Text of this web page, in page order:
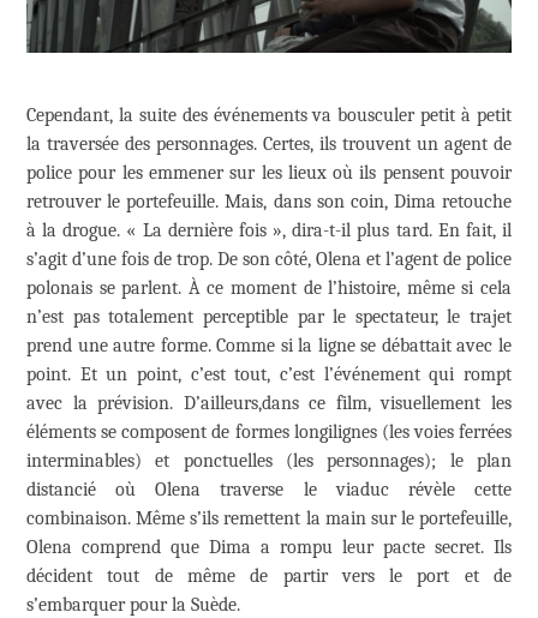
Cependant, la suite des événements va bousculer petit à petit
la traversée des personnages. Certes, ils trouvent un agent de
police pour les emmener sur les lieux où ils pensent pouvoir
retrouver le portefeuille. Mais, dans son coin, Dima retouche
à la drogue. « La dernière fois », dira-t-il plus tard. En fait, il
s’agit d’une fois de trop. De son côté, Olena et l’agent de police
polonais se parlent. À ce moment de l’histoire, même si cela
n’est pas totalement perceptible par le spectateur, le trajet
prend une autre forme. Comme si la ligne se débattait avec le
point. Et un point, c’est tout, c’est l’événement qui rompt
avec la prévision. D’ailleurs,dans ce film, visuellement les
éléments se composent de formes longilignes (les voies ferrées
interminables) et ponctuelles (les personnages); le plan
distancié où Olena traverse le viaduc révèle cette
combinaison. Même s’ils remettent la main sur le portefeuille,
Olena comprend que Dima a rompu leur pacte secret. Ils
décident tout de même de partir vers le port et de
s’embarquer pour la Suède.